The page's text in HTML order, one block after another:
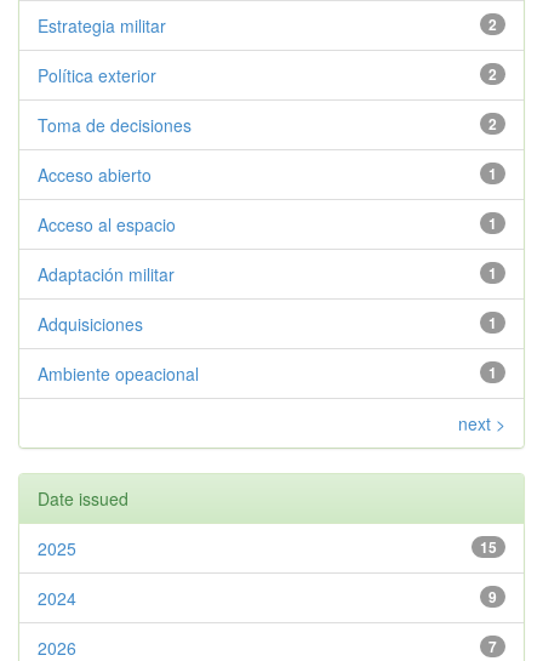
2
Estrategia militar
2
Política exterior
2
Toma de decisiones
1
Acceso abierto
1
Acceso al espacio
1
Adaptación militar
1
Adquisiciones
1
Ambiente opeacional
next >
Date issued
15
2025
9
2024
7
2026